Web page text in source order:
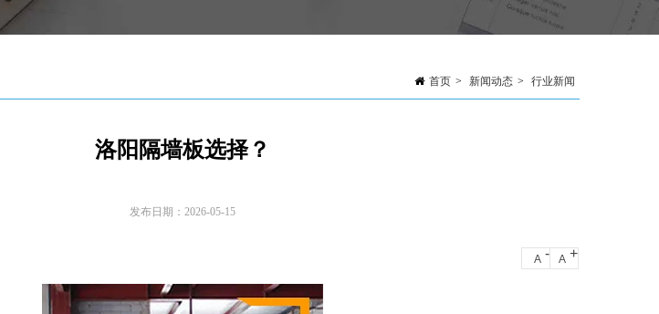
首页 > 新闻动态 > 行业新闻
洛阳隔墙板选择？
发布日期：2026-05-15
A - A +